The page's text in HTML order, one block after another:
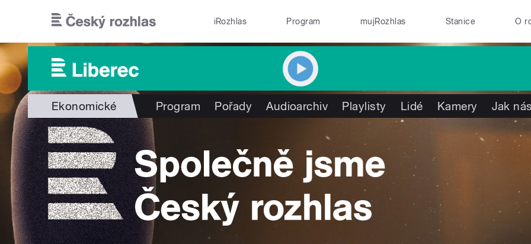
iRozhlas Program mujRozhlas Stanice O
Ekonomické Program Pořady Audioarchiv Playlisty Lidé Kamery Jak